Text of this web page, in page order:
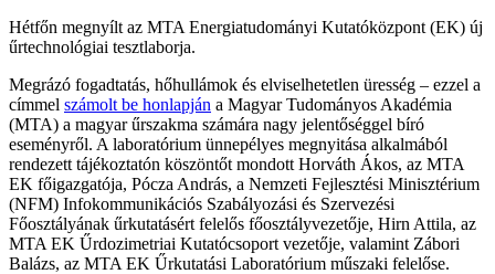
Hétfőn megnyílt az MTA Energiatudományi Kutatóközpont (EK) új
űrtechnológiai tesztlaborja.
Megrázó fogadtatás, hőhullámok és elviselhetetlen üresség – ezzel a
címmel számolt be honlapján a Magyar Tudományos Akadémia
(MTA) a magyar űrszakma számára nagy jelentőséggel bíró
eseményről. A laboratórium ünnepélyes megnyitása alkalmából
rendezett tájékoztatón köszöntőt mondott Horváth Ákos, az MTA
EK főigazgatója, Pócza András, a Nemzeti Fejlesztési Minisztérium
(NFM) Infokommunikációs Szabályozási és Szervezési
Főosztályának űrkutatásért felelős főosztályvezetője, Hirn Attila, az
MTA EK Űrdozimetriai Kutatócsoport vezetője, valamint Zábori
Balázs, az MTA EK Űrkutatási Laboratórium műszaki felelőse.